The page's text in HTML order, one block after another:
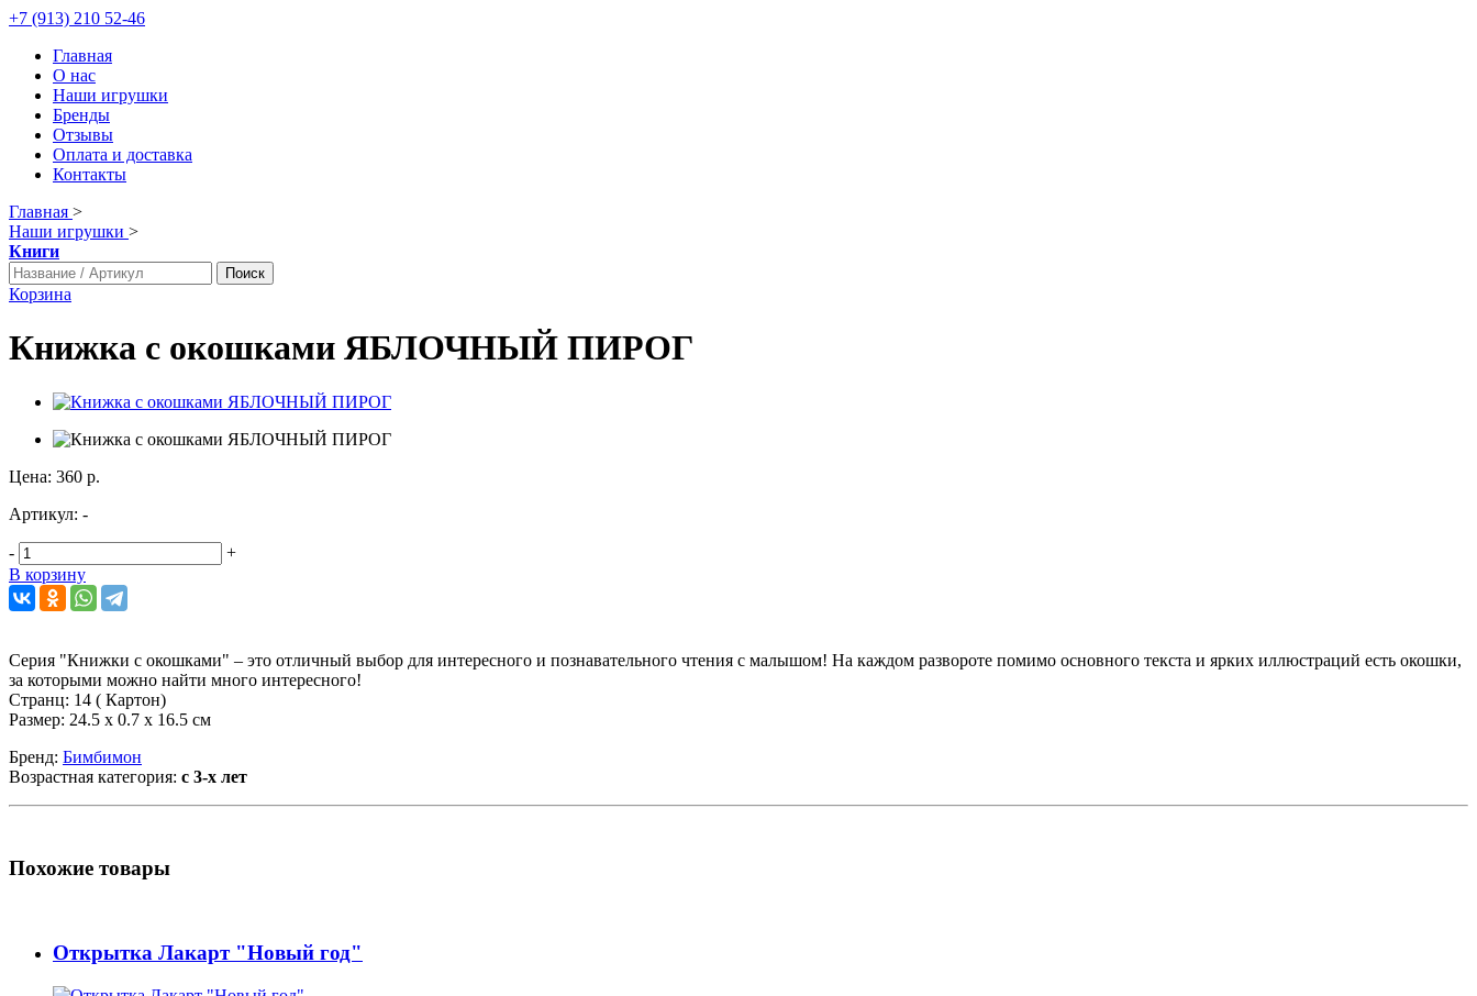
+7 (913) 210 52-46
Главная
О нас
Наши игрушки
Бренды
Отзывы
Оплата и доставка
Контакты
Главная >
Наши игрушки >
Книги
Поиск
Корзина
Книжка с окошками ЯБЛОЧНЫЙ ПИРОГ
Цена: 360 р.
Артикул: -
-
+
В корзину
Серия "Книжки с окошками" – это отличный выбор для интересного и познавательного чтения с малышом! На каждом развороте помимо основного текста и ярких иллюстраций есть окошки,
за которыми можно найти много интересного!
Странц: 14 ( Картон)
Размер: 24.5 х 0.7 х 16.5 см
Бренд: Бимбимон
Возрастная категория: с 3-х лет
Похожие товары
Открытка Лакарт "Новый год"